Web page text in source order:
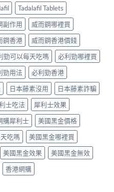
Tadalafil Tablets
副作用
威而鋼哪裡買
鋼香港
威而鋼香港價錢
勁可以每天吃嗎
必利勁哪裡買
勁用法
必利勁香港
日本藤素沒用
日本藤素詐騙
士吃法
犀利士效果
購犀利士
美國黑金價格
吃嗎
美國黑金哪裡買
美國黑金效果
美國黑金無效
香港網購